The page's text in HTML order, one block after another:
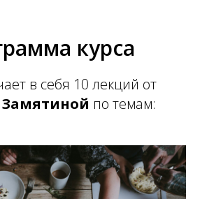
курса
в себя 10 лекций от
по темам: